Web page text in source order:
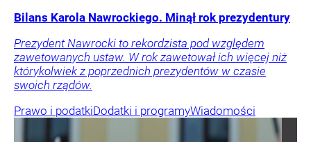
Bilans Karola Nawrockiego. Minął rok prezydentury
Prezydent Nawrocki to rekordzista pod względem
zawetowanych ustaw. W rok zawetował ich więcej niż
którykolwiek z poprzednich prezydentów w czasie
swoich rządów.
Prawo i podatkiDodatki i programyWiadomości